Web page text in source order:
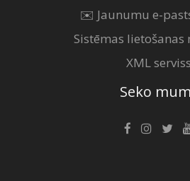
✉️ Jaunumu e-
Sistēmas lietošanas
XML serviss
Seko